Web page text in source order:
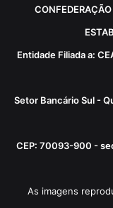
Entidade Filiada a:
Setor Bancário Sul -
CEP: 70093-900 -
As imagens